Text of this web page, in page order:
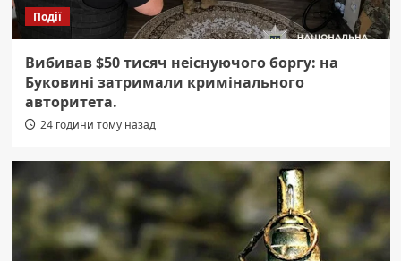
Події
Вибивав $50 тисяч неіснуючого боргу: на
Буковині затримали кримінального
авторитета.
24 години тому назад